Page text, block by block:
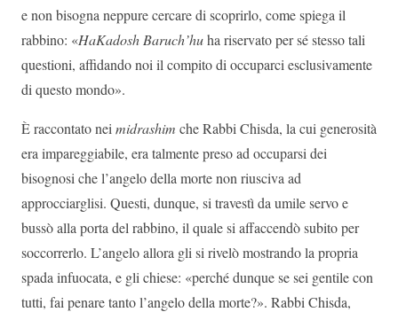
e non bisogna neppure cercare di scoprirlo, come spiega il
rabbino: «HaKadosh Baruch’huha riservato per sé stesso tali
questioni, affidando noi il compito di occuparci esclusivamente
di questo mondo».
È raccontato nei midrashim che Rabbi Chisda, la cui generosità
era impareggiabile, era talmente preso ad occuparsi dei
bisognosi che l’angelo della morte non riusciva ad
approcciarglisi. Questi, dunque, si travestì da umile servo e
bussò alla porta del rabbino, il quale si affaccendò subito per
soccorrerlo. L’angelo allora gli si rivelò mostrando la propria
spada infuocata, e gli chiese: «perché dunque se sei gentile con
tutti, fai penare tanto l’angelo della morte?». Rabbi Chisda,